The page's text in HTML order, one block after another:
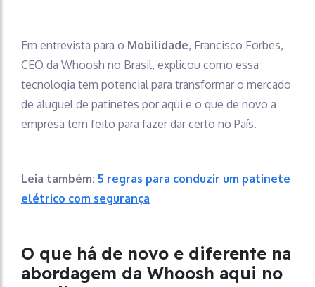
Em entrevista para o Mobilidade, Francisco Forbes,
CEO da Whoosh no Brasil, explicou como essa
tecnologia tem potencial para transformar o mercado
de aluguel de patinetes por aqui e o que de novo a
empresa tem feito para fazer dar certo no País.
Leia também: 5 regras para conduzir um patinete
elétrico com segurança
O que há de novo e diferente na
abordagem da Whoosh aqui no